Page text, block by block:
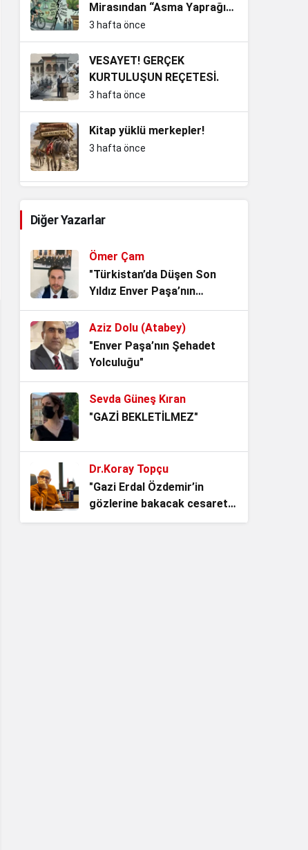
Mirasından “Asma Yaprağı”
Siyasetine: Yakıştı mı İnan
Bey?
3 hafta önce
VESAYET! GERÇEK
KURTULUŞUN REÇETESİ.
3 hafta önce
Kitap yüklü merkepler!
3 hafta önce
Adını Taşımak mı, Ruhunu
Noter Çilesi, Makamı alan
kendisini Hukukun Üstünde
Vesayetin Kurumsallaşması
“ideal iktidarlar ideal toplum
Denize hakim olan,
Zamanı Aşan Bir Yemin:
Kerbela’dan Bugüne Adalet
Nöbeti
Diğer Yazarlar
Ömer Çam
"Türkistan’da Düşen Son
Yıldız Enver Paşa’nın
Ardından Bir Asrı Aşan
Sessizlik"
Aziz Dolu (Atabey)
"Enver Paşa’nın Şehadet
Yolculuğu"
Sevda Güneş Kıran
"GAZİ BEKLETİLMEZ"
Dr.Koray Topçu
"Gazi Erdal Özdemir’in
gözlerine bakacak cesaret
lazım"